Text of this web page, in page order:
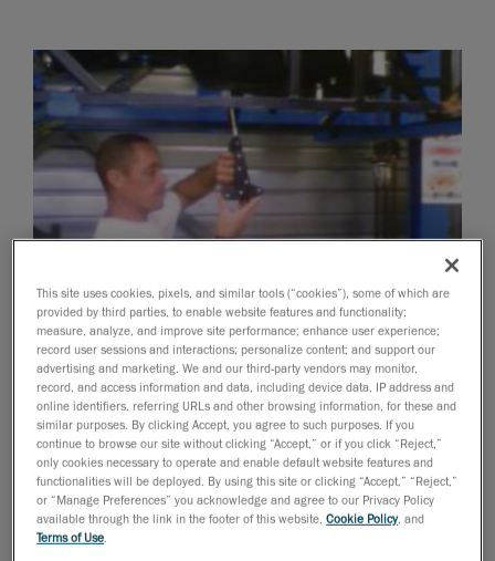
This site uses cookies, pixels, and similar tools (“cookies”), some of which are
provided by third parties, to enable website features and functionality;
measure, analyze, and improve site performance; enhance user experience;
record user sessions and interactions; personalize content; and support our
advertising and marketing. We and our third-party vendors may monitor,
record, and access information and data, including device data, IP address and
online identifiers, referring URLs and other browsing information, for these and
similar purposes. By clicking Accept, you agree to such purposes. If you
continue to browse our site without clicking “Accept,” or if you click “Reject,”
only cookies necessary to operate and enable default website features and
functionalities will be deployed. By using this site or clicking “Accept,” “Reject,”
or “Manage Preferences” you acknowledge and agree to our Privacy Policy
available through the link in the footer of this website,Cookie Policy, and
Terms of Use.